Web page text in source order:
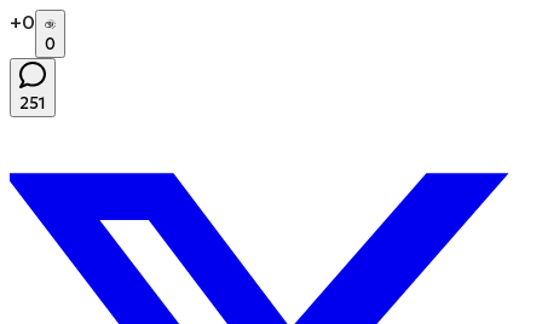
+0
0
251